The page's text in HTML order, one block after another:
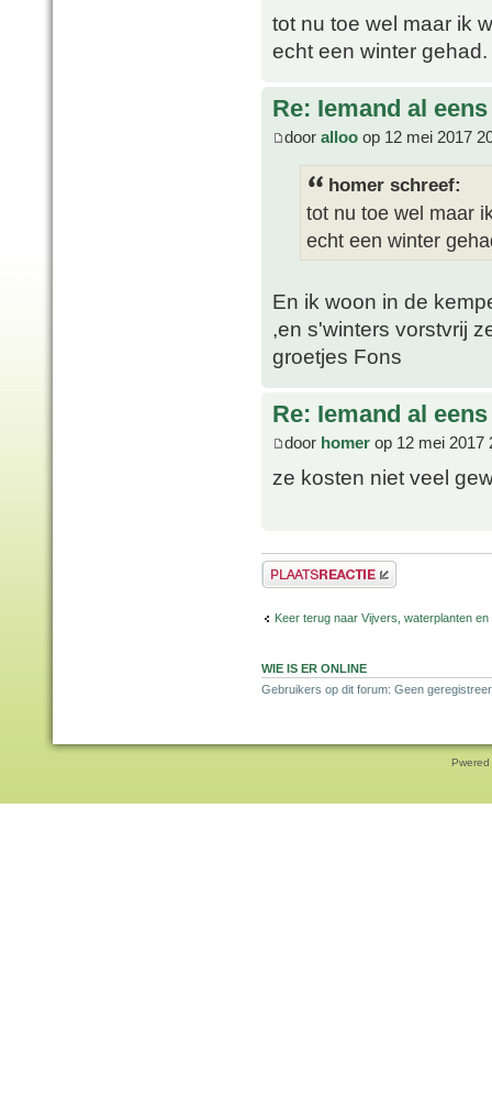
tot nu toe wel maar ik
echt een winter gehad.
Re: Iemand al
door alloo op 12 mei 2017
homer schreef:
tot nu toe wel maar
echt een winter
En ik woon in de
,en s'winters vorstvrij
groetjes Fons
Re: Iemand al
door homer op 12 mei 2017
ze kosten niet veel
Plaats een reactie
Keer terug naar Vijvers, waterplanten en
WIE IS ER ONLINE
Gebruikers op dit forum: Geen